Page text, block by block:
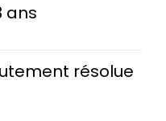
ans
résolue